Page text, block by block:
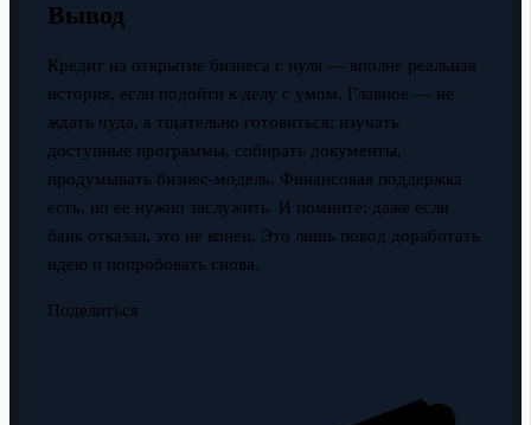
Вывод
Кредит на открытие бизнеса с нуля — вполне реальная
история, если подойти к делу с умом. Главное — не
ждать чуда, а тщательно готовиться: изучать
доступные программы, собирать документы,
продумывать бизнес-модель. Финансовая поддержка
есть, но ее нужно заслужить. И помните: даже если
банк отказал, это не конец. Это лишь повод доработать
идею и попробовать снова.
Поделиться